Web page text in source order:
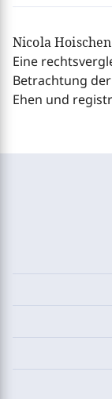
Nicola Hoischen
Eine
Betrachtung
Ehen und